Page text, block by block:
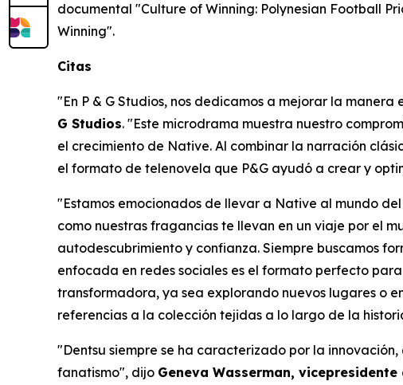
documental "Culture of Winning: Polynesian Football
Winning".
Citas
"En P & G Studios, nos dedicamos a mejorar la
G Studios. "Este microdrama muestra nuestro
el crecimiento de Native. Al combinar la narración
el formato de telenovela que P&G ayudó a crear y
"Estamos emocionados de llevar a Native al mundo
como nuestras fragancias te llevan en un viaje por el
autodescubrimiento y confianza. Siempre buscamos
enfocada en redes sociales es el formato perfecto
transformadora, ya sea explorando nuevos lugares o
referencias a la colección tejidas a lo largo de la
"Dentsu siempre se ha caracterizado por la
fanatismo", dijo Geneva Wasserman,